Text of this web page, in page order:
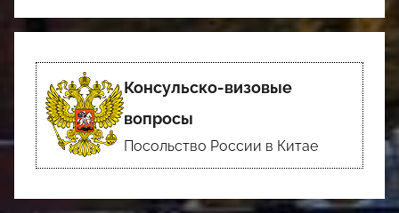
Консульско-визовые
вопросы
Посольство России в Китае